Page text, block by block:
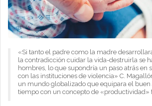
«Si tanto el padre como la madre
la contradicción cuidar la vida-destruirla se
hombres, lo que supondría un paso atrás en
con las instituciones de violencia» C.
un mundo globalizado que equipara el
tiempo con un concepto de «productividad»